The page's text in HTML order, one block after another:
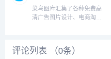
为设计师、政府社区和印刷
公司带来了极大的便利。...
菜鸟图库汇集了各种免费高
清广告图片设计、电商淘
尖的设计师供稿，满足各个
评论列表 （0条）